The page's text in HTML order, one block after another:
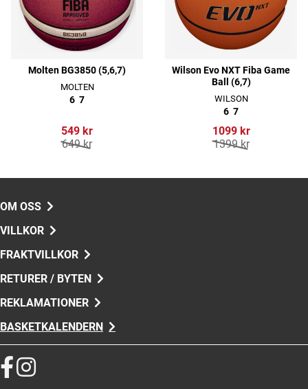
Molten BG3850 (5,6,7)
MOLTEN
6 7
549 kr
649 kr
Wilson Evo NXT Fiba Game
Ball (6,7)
WILSON
6 7
1099 kr
1399 kr
OM OSS
VILLKOR
FRAKTVILLKOR
RETURER / BYTEN
REKLAMATIONER
BASKETKALENDERN